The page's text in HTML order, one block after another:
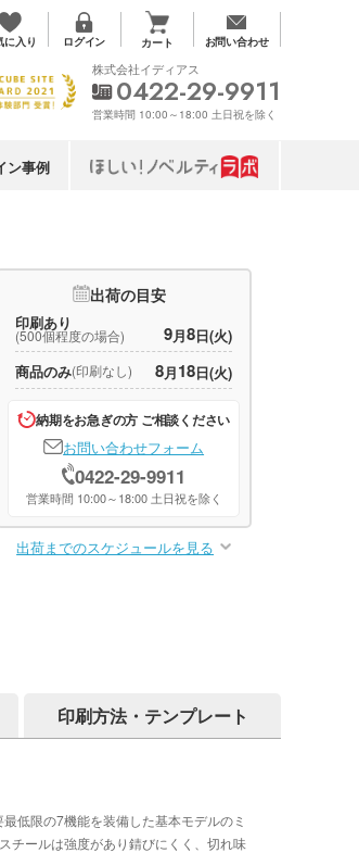
に入り ログイン カート お問い合わせ
ン事例
株式会社イディアス
0422-29-9911
営業時間 10:00～18:00 土日祝を除く
出荷の目安
印刷あり
(500個程度の場合) 9月8日(火)
商品のみ(印刷なし) 8月18日(火)
納期をお急ぎの方 ご相談ください
お問い合わせフォーム
0422-29-9911
営業時間 10:00～18:00 土日祝を除く
出荷までのスケジュールを見る
印刷方法・テンプレート
低限の7機能を装備した基本モデルのミ
チールは強度があり錆びにくく、切れ味